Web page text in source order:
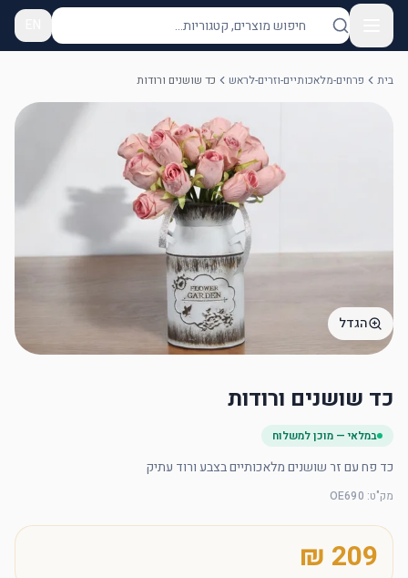
בית פרחים-מלאכותיים-וזרים-לראש כד שושנים ורודות
הגדל
כד שושנים ורודות
במלאי — מוכן למשלוח
כד פח עם זר שושנים מלאכותיים בצבע ורוד עתיק
מק"ט:
OE690